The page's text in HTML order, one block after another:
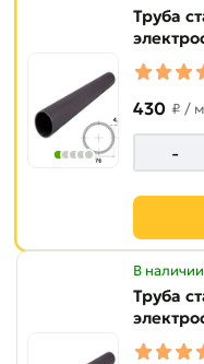
Труба
430 ₽ /
-
В наличии
Труба